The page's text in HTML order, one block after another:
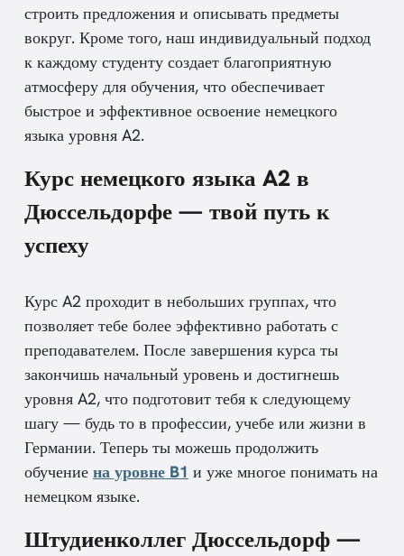
строить предложения и описывать предметы
вокруг. Кроме того, наш индивидуальный подход
к каждому студенту создает благоприятную
атмосферу для обучения, что обеспечивает
быстрое и эффективное освоение немецкого
языка уровня A2.
Курс немецкого языка A2 в
Дюссельдорфе — твой путь к
успеху
Курс A2 проходит в небольших группах, что
позволяет тебе более эффективно работать с
преподавателем. После завершения курса ты
закончишь начальный уровень и достигнешь
уровня A2, что подготовит тебя к следующему
шагу — будь то в профессии, учебе или жизни в
Германии. Теперь ты можешь продолжить
обучение на уровне B1 и уже многое понимать на
немецком языке.
Штудиенколлег Дюссельдорф —